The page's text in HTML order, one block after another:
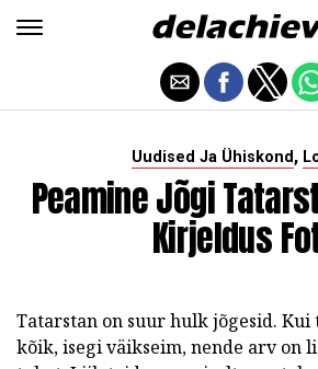
Uudised Ja Ühiskond,
Peamine Jõgi
Kirjeldus
Tatarstan on suur hulk jõgesid. Kui
kõik, isegi väikseim, nende arv on